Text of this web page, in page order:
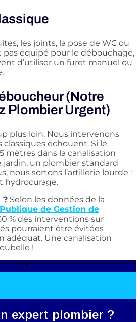
les joints, la pose de WC ou
pas équipé pour le débouchage,
d’utiliser un furet manuel ou
(Notre
Plombier Urgent)
plus loin. Nous intervenons
échouent. Si le
mètres dans la canalisation
jardin, un plombier standard
nous sortons l’artillerie lourde :
hydrocurage.
? Selon les données de la
de Gestion de
% des interventions sur
pourraient être évitées
adéquat. Une canalisation
!
expert plombier ?